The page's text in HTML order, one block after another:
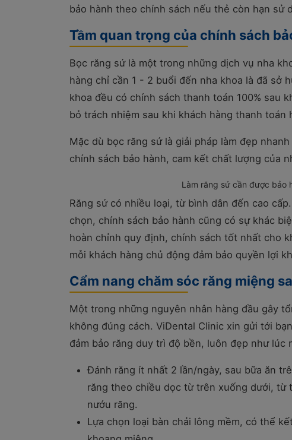
bảo hành theo chính sách nếu thẻ còn hạn sử
Tầm quan trọng của chính sách
Bọc răng sứ là một trong những dịch vụ nha
hàng chỉ cần 1 - 2 buổi đến nha khoa là đã sở
khoa đều có chính sách thanh toán 100% sau
bỏ trách nhiệm sau khi khách hàng thanh toán
Mặc dù bọc răng sứ là giải pháp làm đẹp
chính sách bảo hành, cam kết chất lượng của
Làm răng sứ cần được bảo
Răng sứ có nhiều loại, từ bình dân đến cao
chọn, chính sách bảo hành cũng có sự khác
hoàn chỉnh quy định, chính sách tốt nhất cho
mỗi khách hàng chủ động đảm bảo quyền lợi
Cẩm nang chăm sóc răng miệng
Một trong những nguyên nhân hàng đầu gây
không đúng cách. ViDental Clinic xin gửi tới
đảm bảo răng duy trì độ bền, luôn đẹp như lúc
Đánh răng ít nhất 2 lần/ngày, sau bữa ăn
răng theo chiều dọc từ trên xuống dưới, từ
nướu răng.
Lựa chọn loại bàn chải lông mềm, có thể